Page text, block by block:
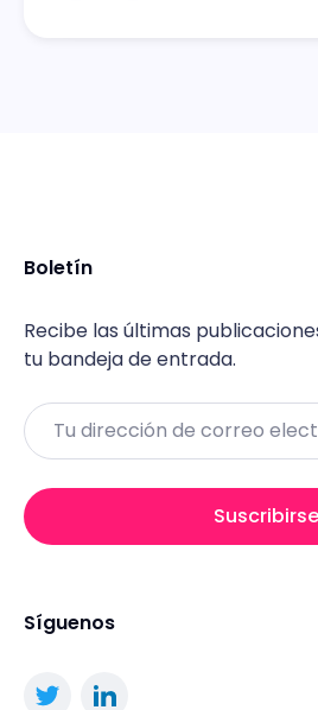
Boletín
Recibe las últimas
tu bandeja de entrada.
Email
Suscribirse
Síguenos